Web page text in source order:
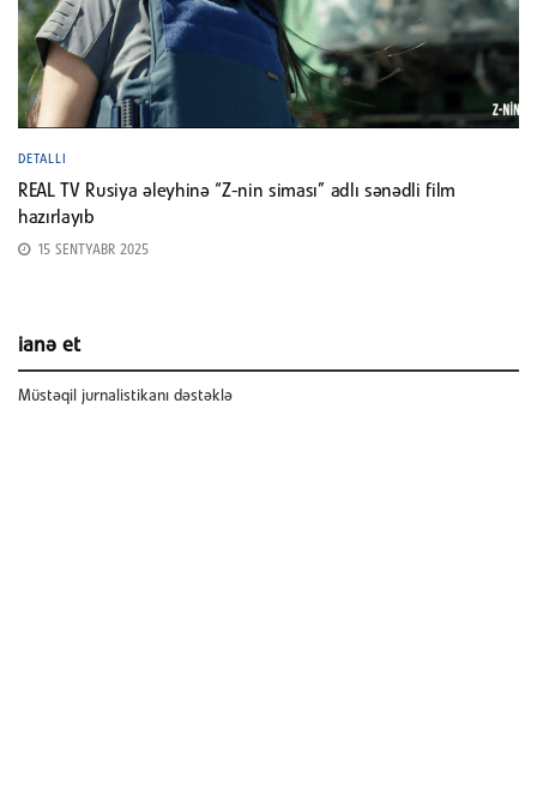
DETALLI
REAL TV Rusiya əleyhinə “Z-nin siması” adlı sənədli film
hazırlayıb
15 SENTYABR 2025
ianə et
Müstəqil jurnalistikanı dəstəklə